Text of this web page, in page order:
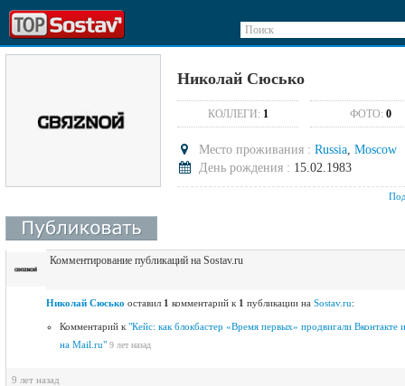
Поиск
Николай Сюсько
КОЛЛЕГИ: 1 ФОТО: 0
Место проживания : Russia, Moscow
День рождения : 15.02.1983
Комментирование публикаций на Sostav.ru
Николай Сюсько оставил 1 комментарий к 1 публикации на Sostav.ru:
Комментарий к "Кейс: как блокбастер «Время первых» продвигали Вконтакте и
на Mail.ru" 9 лет назад
9 лет назад